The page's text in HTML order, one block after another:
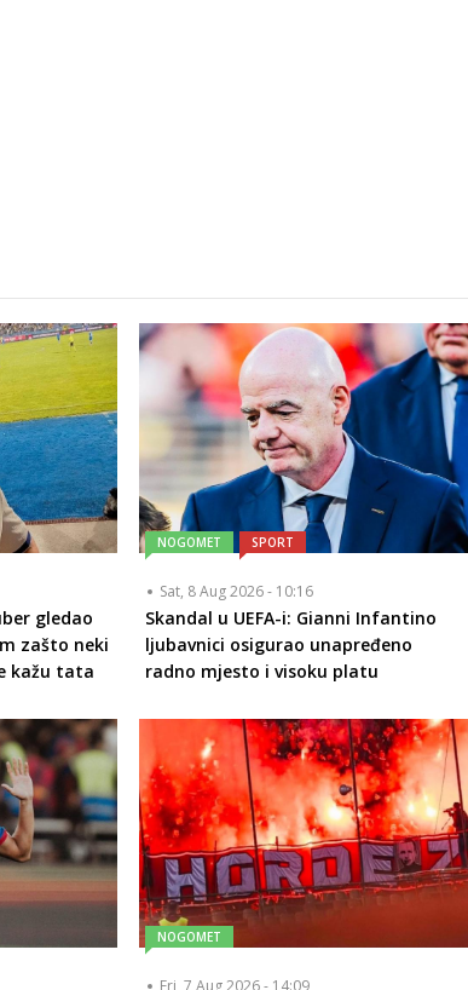
gledao
zašto neki
kažu tata
NOGOMET SPORT
Sat, 8 Aug 2026 - 10:16
Skandal u UEFA-i: Gianni Infantino
ljubavnici osigurao unapređeno
radno mjesto i visoku platu
NOGOMET